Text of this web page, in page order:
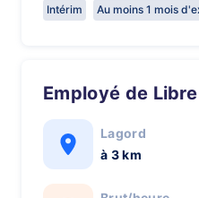
Intérim Au moins 1 mois
Employé de
Lagord
à 3 km